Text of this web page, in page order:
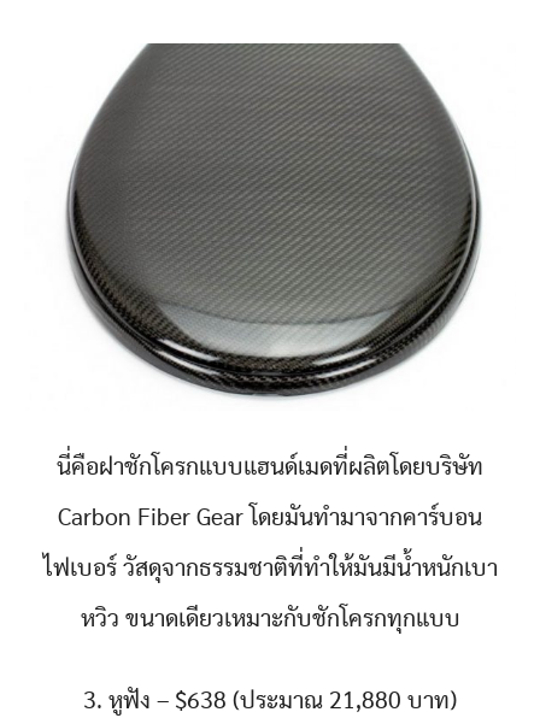
นี่คือฝาชักโครกแบบแฮนด์เมดที่ผลิตโดยบริษัท
Carbon Fiber Gear โดยมันทำมาจากคาร์บอน
ไฟเบอร์ วัสดุจากธรรมชาติที่ทำให้มันมีน้ำหนักเบา
หวิว ขนาดเดียวเหมาะกับชักโครกทุกแบบ
3. หูฟัง – $638 (ประมาณ 21,880 บาท)